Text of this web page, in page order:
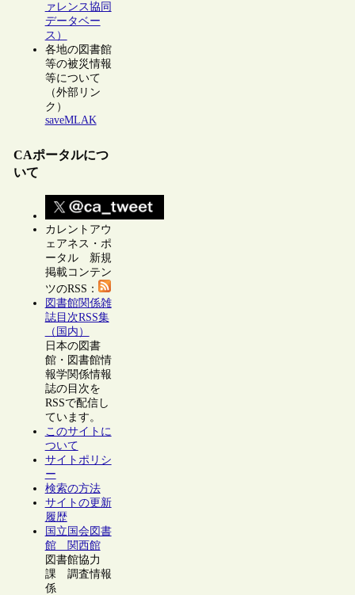
ァレンス協同
データベー
ス）
各地の図書館
等の被災情報
等について
（外部リン
ク）
saveMLAK
CAポータルにつ
いて
カレントアウ
ェアネス・ポ
ータル 新規
掲載コンテン
ツのRSS：
図書館関係雑
誌目次RSS集
（国内）
日本の図書
館・図書館情
報学関係情報
誌の目次を
RSSで配信し
ています。
このサイトに
ついて
サイトポリシ
ー
検索の方法
サイトの更新
履歴
国立国会図書
館 関西館
図書館協力
課 調査情報
係